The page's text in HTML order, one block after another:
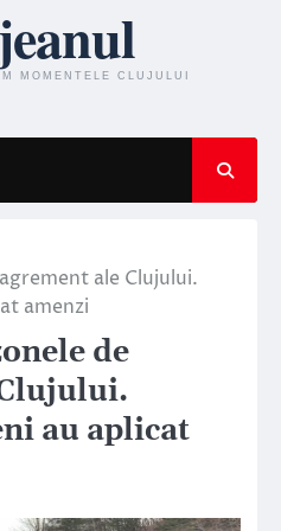
ale Clujului.
amenzi
de
au aplicat